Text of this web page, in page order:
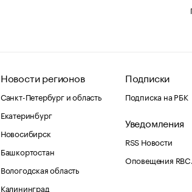
Новости регионов
Санкт-Петербург и область
Екатеринбург
Новосибирск
Башкортостан
Вологодская область
Калининград
Подписки
Подписка на РБК
Уведомления
RSS Новости
Оповещения